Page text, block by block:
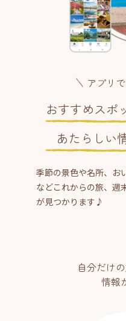
アプリ
おすすめスポ
あたらしい
季節の景色や名所、お
などこれからの旅、週
が見つかります♪
自分だけ
情報